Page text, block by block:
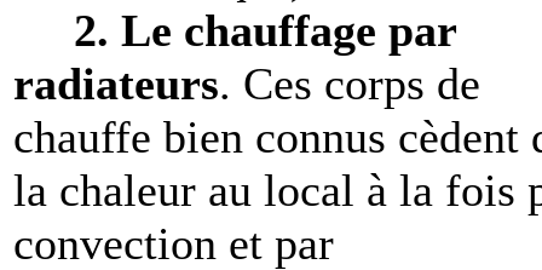
2. Le chauffage par
radiateurs. Ces corps de
chauffe bien connus cèdent
la chaleur au local à la fois
convection et par